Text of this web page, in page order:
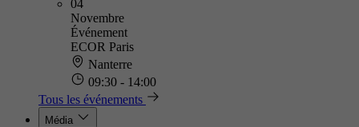
04
Novembre
Événement
ECOR Paris
Nanterre
09:30 - 14:00
Tous les événements
Média